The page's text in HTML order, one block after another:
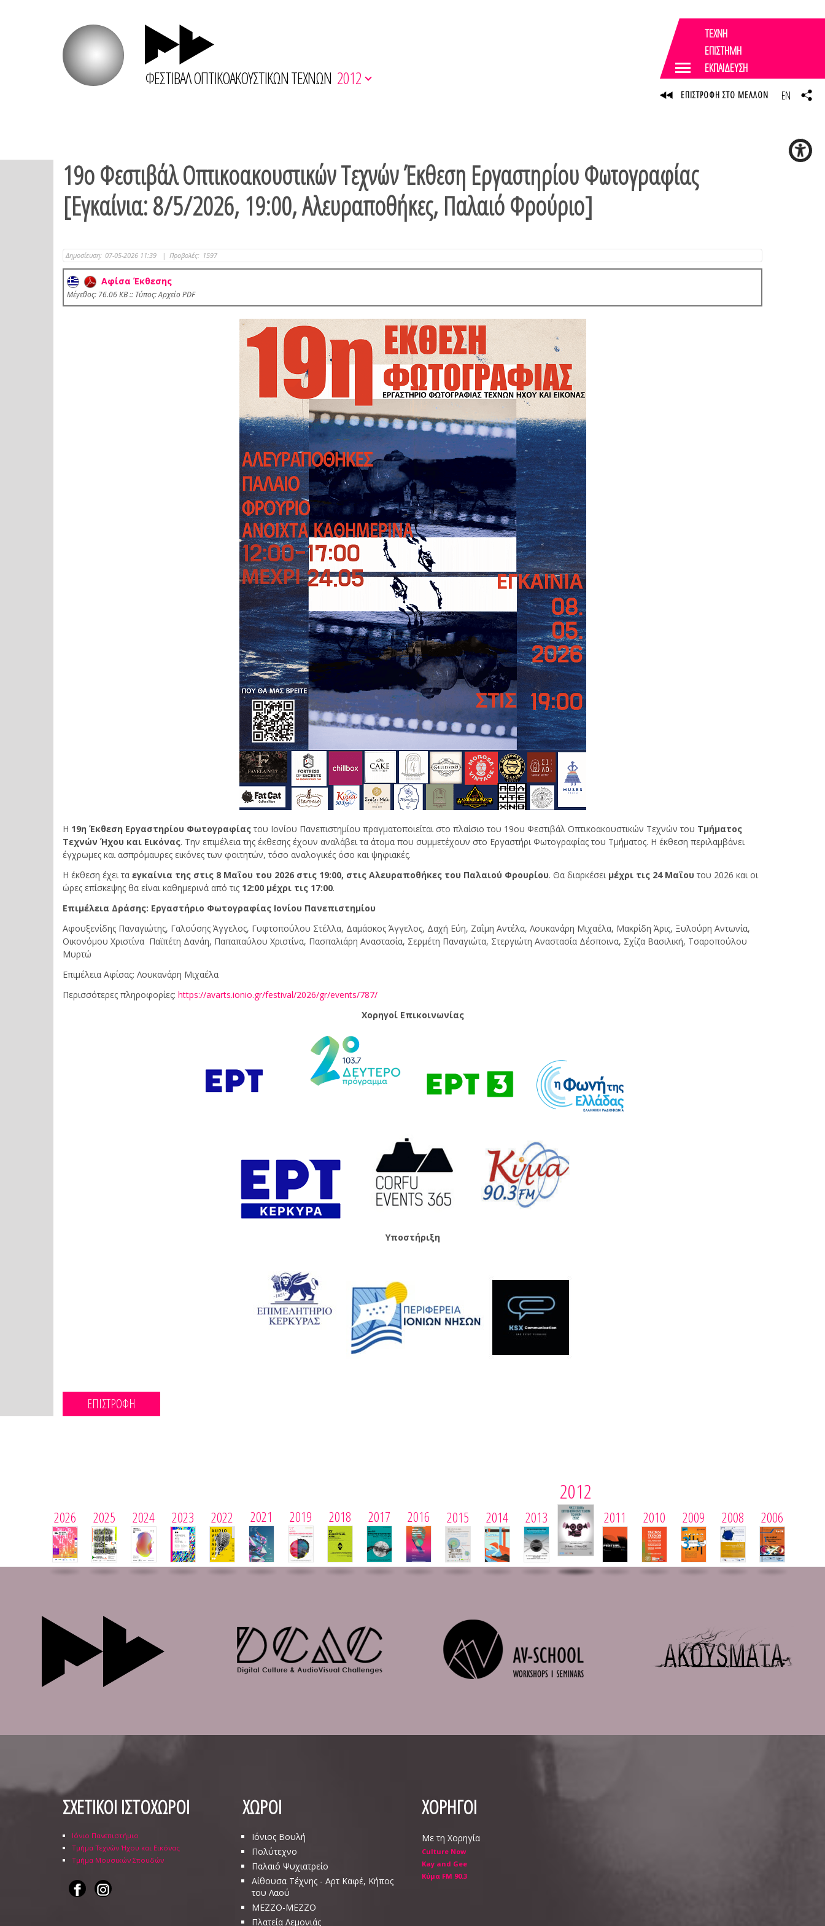
ΦΕΣΤΙΒΑΛ ΟΠΤΙΚΟΑΚΟΥΣΤΙΚΩΝ ΤΕΧΝΩΝ 2012
19ο Φεστιβάλ Οπτικοακουστικών Τεχνών Έκθεση Εργαστηρίου Φωτογραφίας
[Εγκαίνια: 8/5/2026, 19:00, Αλευραποθήκες, Παλαιό Φρούριο]
Δημοσίευση: 07-05-2026 11:39 | Προβολές: 1597
Αφίσα Έκθεσης
Mέγεθος: 76.06 KB :: Τύπος: Αρχείο PDF
Η 19η Έκθεση Εργαστηρίου Φωτογραφίας του Ιονίου Πανεπιστηµίου πραγματοποιείται στο πλαίσιο του 19ου Φεστιβάλ Οπτικοακουστικών Τεχνών του Τµήµατος
Τεχνών Ήχου και Εικόνας. Την επιμέλεια της έκθεσης έχουν αναλάβει τα άτοµα που συµµετέχουν στο Εργαστήρι Φωτογραφίας του Τµήµατος. Η έκθεση περιλαμβάνει
έγχρωμες και ασπρόμαυρες εικόνες των φοιτητών, τόσο αναλογικές όσο και ψηφιακές.
Η έκθεση έχει τα εγκαίνια της στις 8 Μαΐου του 2026 στις 19:00, στις Αλευραποθήκες του Παλαιού Φρουρίου. Θα διαρκέσει µέχρι τις 24 Μαΐου του 2026 και οι
ώρες επίσκεψης θα είναι καθημερινά από τις 12:00 µέχρι τις 17:00.
Eπιμέλεια Δράσης: Εργαστήριο Φωτογραφίας Ιονίου Πανεπιστημίου
Αφουξενίδης Παναγιώτης, Γαλούσης Άγγελος, Γυφτοπούλου Στέλλα, Δαμάσκος Άγγελος, Δαχή Εύη, Ζαΐμη Αντέλα, Λουκανάρη Μιχαέλα, Μακρίδη Άρις, Ξυλούρη Αντωνία,
Οικονόμου Χριστίνα Παϊπέτη Δανάη, Παπαπαύλου Χριστίνα, Πασπαλιάρη Αναστασία, Σερμέτη Παναγιώτα, Στεργιώτη Αναστασία Δέσποινα, Σχίζα Βασιλική, Τσαροπούλου
Μυρτώ
Επιμέλεια Αφίσας: Λουκανάρη Μιχαέλα
Περισσότερες πληροφορίες: https://avarts.ionio.gr/festival/2026/gr/events/787/
Χορηγοί Επικοινωνίας
Υποστήριξη
ΕΠΙΣΤΡΟΦΗ
2026 2025 2024 2023 2022 2021 2019 2018 2017 2016 2015 2014 2013
2012
2011 2010 2009 2008 2006
ΣΧΕΤΙΚΟΙ ΙΣΤΟΧΩΡΟΙ
Ιόνιο Πανεπιστήμιο
Τμήμα Τεχνών Ήχου και Εικόνας
Τμήμα Μουσικών Σπουδών
ΧΩΡΟΙ
Ιόνιος Βουλή
Πολύτεχνο
Παλαιό Ψυχιατρείο
Αίθουσα Τέχνης - Αρτ Καφέ, Κήπος
του Λαού
ΜΕΖΖΟ-ΜΕΖΖΟ
Πλατεία Λεμονιάς
ΧΟΡΗΓΟΙ
Με τη Χορηγία
Culture Now
Kay and Gee
Κύμα FM 90.3
ΤΕΧΝΗ
ΕΠΙΣΤΗΜΗ
ΕΚΠΑΙΔΕΥΣΗ
ΕΠΙΣΤΡΟΦΗ ΣΤΟ ΜΕΛΛΟΝ EN